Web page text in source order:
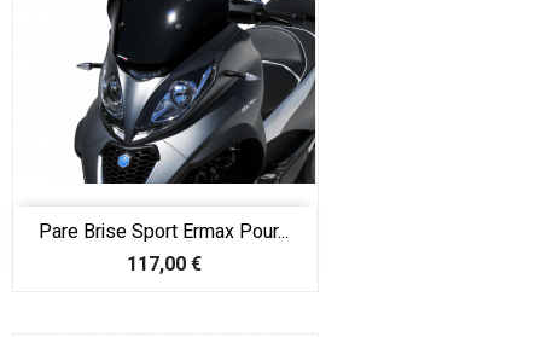
Pare Brise Sport Ermax Pour...
Prix
117,00 €